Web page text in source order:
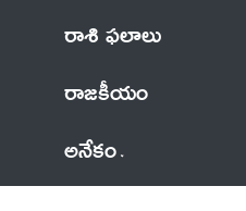
రాశి ఫలాలు
రాజకీయం
అనేకం